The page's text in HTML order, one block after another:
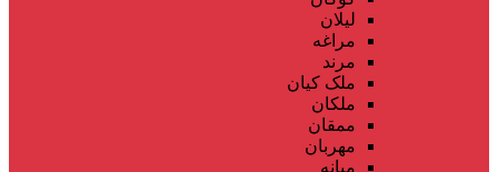
لیلان
مراغه
مرند
ملک کیان
ملکان
ممقان
مهربان
میانه